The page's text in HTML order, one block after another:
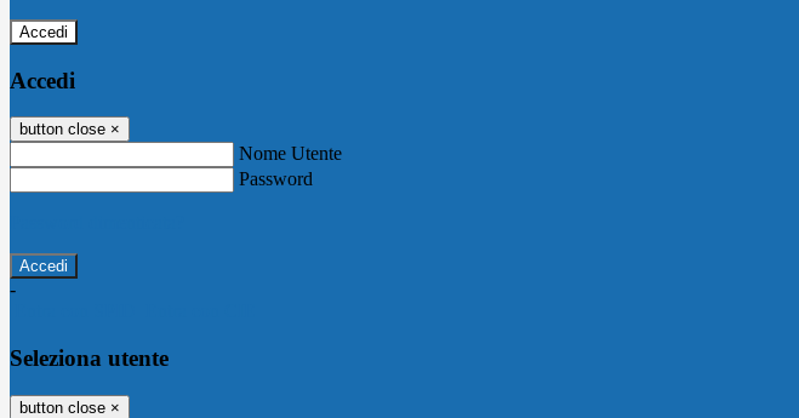
Accedi
Accedi
button close ×
Nome Utente
Password
-
Seleziona utente
button close ×